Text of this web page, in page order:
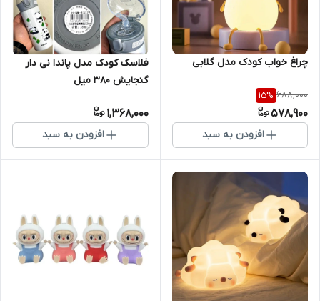
چراغ خواب کودک مدل گلابی
688,000
15%
578,900
افزودن به سبد
فلاسک کودک مدل پاندا نی دار
گنجایش 380 میل
1,368,000
افزودن به سبد